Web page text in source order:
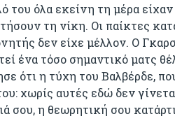
του όλα εκείνη τη μέρα
τη νίκη. Οι παίκτες
δεν είχε μέλλον. Ο
ένα τόσο σημαντικό ματς
ότι η τύχη του Βαλβέρδε,
χωρίς αυτές εδώ δεν
σου, η θεωρητική σου